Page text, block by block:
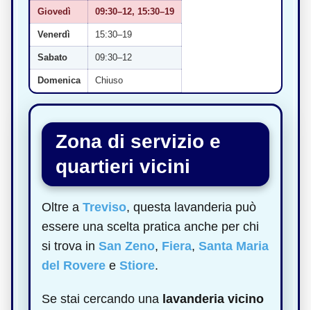
Giovedì 09:30–12, 15:30–19
Venerdì 15:30–19
Sabato 09:30–12
Domenica Chiuso
Zona di servizio e
quartieri vicini
Oltre a Treviso, questa lavanderia può
essere una scelta pratica anche per chi
si trova in San Zeno, Fiera, Santa Maria
del Rovere e Stiore.
Se stai cercando una lavanderia vicino